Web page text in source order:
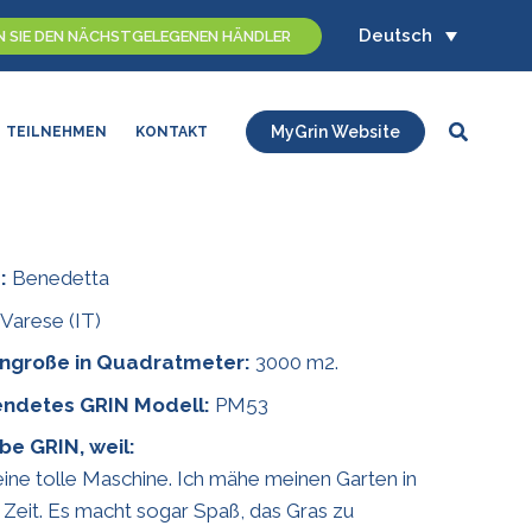
SIE DEN NÄCHSTGELEGENEN HÄNDLER Deutsch
TEILNEHMEN KONTAKT MyGrin Website Suchen
Benedetta
(IT)
in Quadratmeter: 3000 m2.
GRIN Modell: PM53
GRIN, weil:
tolle Maschine. Ich mähe meinen Garten in
Es macht sogar Spaß, das Gras zu